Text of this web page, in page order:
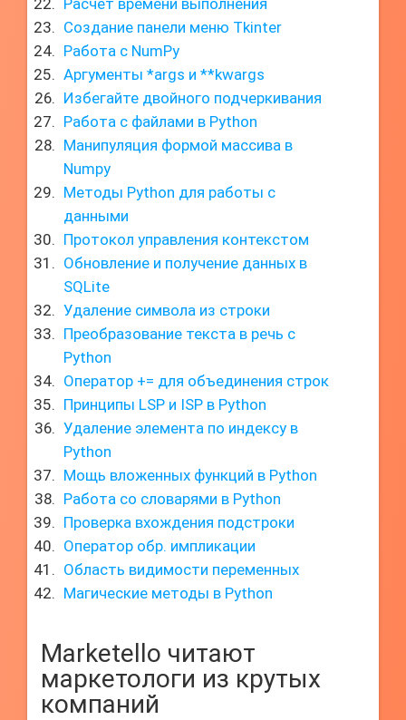
Расчет времени выполнения
Создание панели меню Tkinter
Работа с NumPy
Аргументы *args и **kwargs
Избегайте двойного подчеркивания
Работа с файлами в Python
Манипуляция формой массива в
Numpy
Методы Python для работы с
данными
Протокол управления контекстом
Обновление и получение данных в
SQLite
Удаление символа из строки
Преобразование текста в речь с
Python
Оператор += для объединения строк
Принципы LSP и ISP в Python
Удаление элемента по индексу в
Python
Мощь вложенных функций в Python
Работа со словарями в Python
Проверка вхождения подстроки
Оператор обр. импликации
Область видимости переменных
Магические методы в Python
Marketello читают
маркетологи из крутых
компаний